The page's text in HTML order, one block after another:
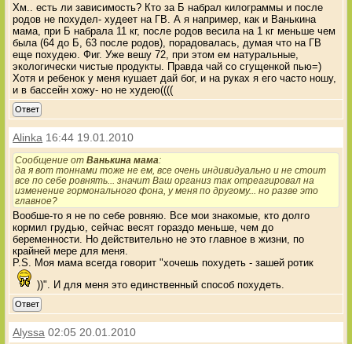
Хм.. есть ли зависимость? Кто за Б набрал килограммы и после
родов не похудел- худеет на ГВ. А я например, как и Ванькина
мама, при Б набрала 11 кг, после родов весила на 1 кг меньше чем
была (64 до Б, 63 после родов), порадовалась, думая что на ГВ
еще похудею. Фиг. Уже вешу 72, при этом ем натуральные,
экологически чистые продукты. Правда чай со сгущенкой пью=)
Хотя и ребенок у меня кушает дай бог, и на руках я его часто ношу,
и в бассейн хожу- но не худею((((
Ответ
Alinka 16:44 19.01.2010
Сообщение отВанькина мама:
да я вот тоннами тоже не ем, все очень индивидуально и не стоит
все по себе ровнять... значит Ваш организ так отреагировал на
изменение гормонального фона, у меня по другому... но разве это
главное?
Вообше-то я не по себе ровняю. Все мои знакомые, кто долго
кормил грудью, сейчас весят гораздо меньше, чем до
беременности. Но действительно не это главное в жизни, по
крайней мере для меня.
P.S. Моя мама всегда говорит "хочешь похудеть - зашей ротик
))". И для меня это единственный способ похудеть.
Ответ
Alyssa 02:05 20.01.2010